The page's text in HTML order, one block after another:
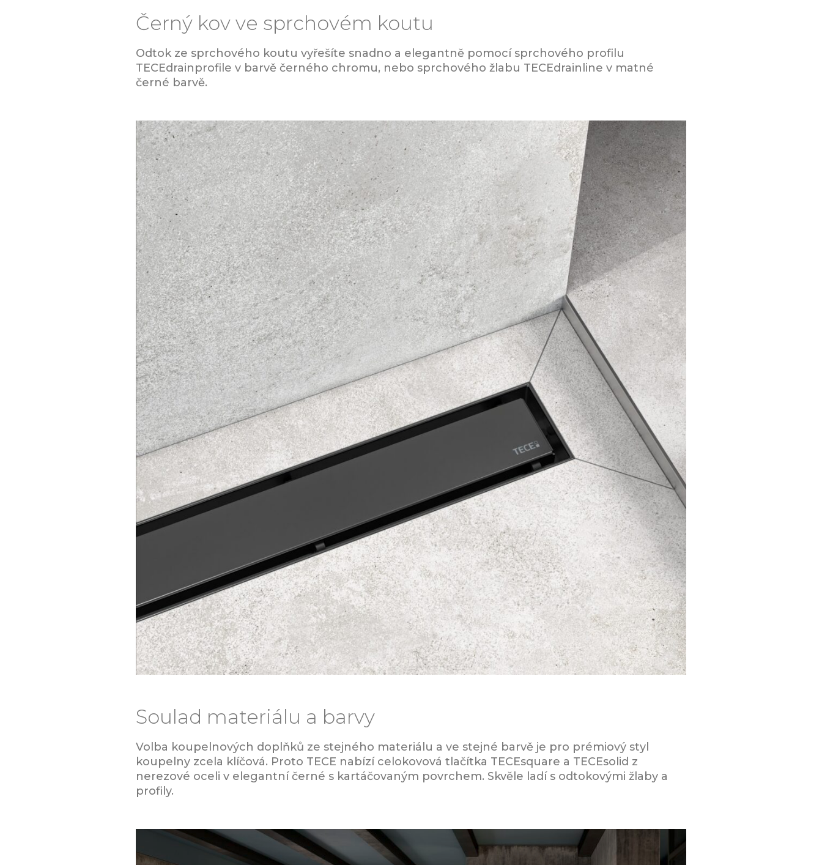
Černý kov ve sprchovém koutu
Odtok ze sprchového koutu vyřešíte snadno a elegantně pomocí sprchového profilu
TECEdrainprofile v barvě černého chromu, nebo sprchového žlabu TECEdrainline v matné
černé barvě.
Soulad materiálu a barvy
Volba koupelnových doplňků ze stejného materiálu a ve stejné barvě je pro prémiový styl
koupelny zcela klíčová. Proto TECE nabízí celokovová tlačítka TECEsquare a TECEsolid z
nerezové oceli v elegantní černé s kartáčovaným povrchem. Skvěle ladí s odtokovými žlaby a
profily.